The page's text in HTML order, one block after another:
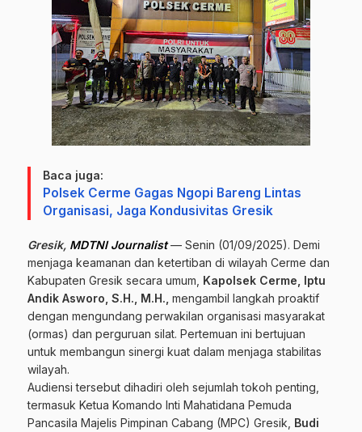
Baca juga:
Polsek Cerme Gagas Ngopi Bareng Lintas
Organisasi, Jaga Kondusivitas Gresik
Gresik, MDTNI Journalist— Senin (01/09/2025). Demi
menjaga keamanan dan ketertiban di wilayah Cerme dan
Kabupaten Gresik secara umum, Kapolsek Cerme, Iptu
Andik Asworo, S.H., M.H., mengambil langkah proaktif
dengan mengundang perwakilan organisasi masyarakat
(ormas) dan perguruan silat. Pertemuan ini bertujuan
untuk membangun sinergi kuat dalam menjaga stabilitas
wilayah.
Audiensi tersebut dihadiri oleh sejumlah tokoh penting,
termasuk Ketua Komando Inti Mahatidana Pemuda
Pancasila Majelis Pimpinan Cabang (MPC) Gresik, Budi